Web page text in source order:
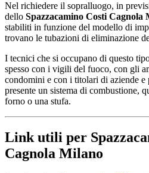
Nel richiedere il sopralluogo, in
dello Spazzacamino Costi Cagnola
stabiliti in funzione del modello di
trovano le tubazioni di eliminazione
I tecnici che si occupano di questo
spesso con i vigili del fuoco, con gli
condomini e con i titolari di aziende
presente un sistema di combustione,
forno o una stufa.
Link utili per
Cagnola Milano